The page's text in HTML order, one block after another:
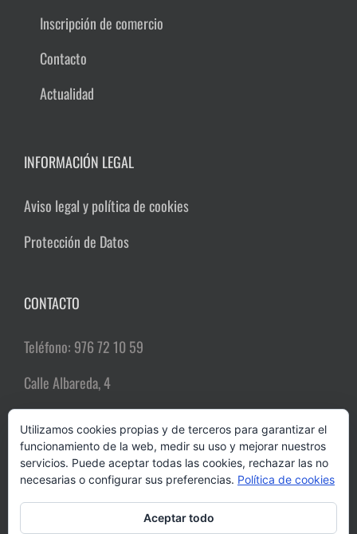
Inscripción de comercio
Contacto
Actualidad
INFORMACIÓN LEGAL
Aviso legal y política de cookies
Protección de Datos
CONTACTO
Teléfono: 976 72 10 59
Calle Albareda, 4
Email:comerciozgz@gmail.com
Utilizamos cookies propias y de terceros para garantizar el
funcionamiento de la web, medir su uso y mejorar nuestros
servicios. Puede aceptar todas las cookies, rechazar las no
necesarias o configurar sus preferencias. Política de cookies
Aceptar todo